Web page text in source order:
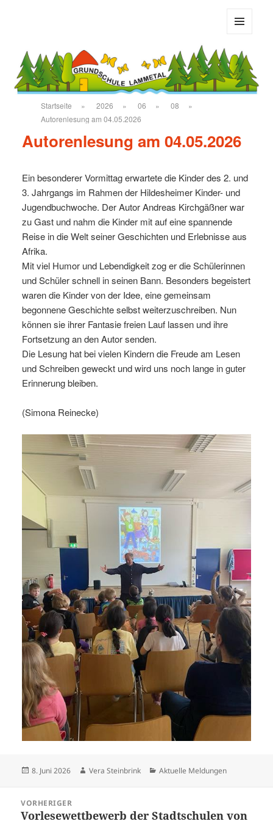
UND
WIDGETS
Startseite » 2026 » 06 » 08
»
Autorenlesung am 04.05.2026
Autorenlesung am 04.05.2026
Ein besonderer Vormittag erwartete die Kinder des 2. und
3. Jahrgangs im Rahmen der Hildesheimer Kinder- und
Jugendbuchwoche. Der Autor Andreas Kirchgäßner war
zu Gast und nahm die Kinder mit auf eine spannende
Reise in die Welt seiner Geschichten und Erlebnisse aus
Afrika.
Mit viel Humor und Lebendigkeit zog er die Schülerinnen
und Schüler schnell in seinen Bann. Besonders begeistert
waren die Kinder von der Idee, eine gemeinsam
begonnene Geschichte selbst weiterzuschreiben. Nun
können sie ihrer Fantasie freien Lauf lassen und ihre
Fortsetzung an den Autor senden.
Die Lesung hat bei vielen Kindern die Freude am Lesen
und Schreiben geweckt und wird uns noch lange in guter
Erinnerung bleiben.
(Simona Reinecke)
Veröffentlicht
8. Juni 2026 Autor
Vera Steinbrink Kategorien
Aktuelle Meldungen
VORHERIGER
Vorheriger
Vorlesewettbewerb der Stadtschulen von